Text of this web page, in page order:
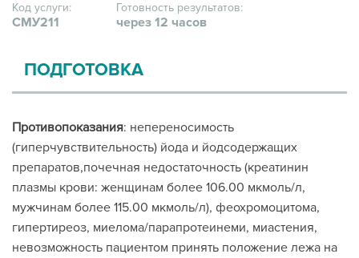
Код услуги:
СМУ211
Готовность результатов:
через 12 часов
ПОДГОТОВКА
Противопоказания: непереносимость
(гиперчувствительность) йода и йодсодержащих
препаратов,почечная недостаточность (креатинин
плазмы крови: женщинам более 106.00 мкмоль/л,
мужчинам более 115.00 мкмоль/л), феохромоцитома,
гипертиреоз, миелома/парапротеинеми, миастения,
невозможность пациентом принять положение лежа на